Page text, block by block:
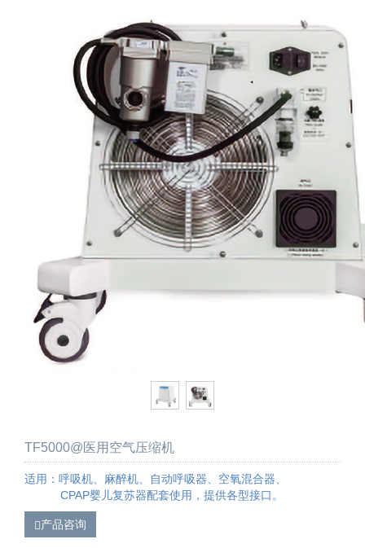
TF5000@医用空气压缩机
适用：呼吸机、麻醉机、自动呼吸器、空氧混合器、
CPAP婴儿复苏器配套使用，提供各型接口。
产品咨询